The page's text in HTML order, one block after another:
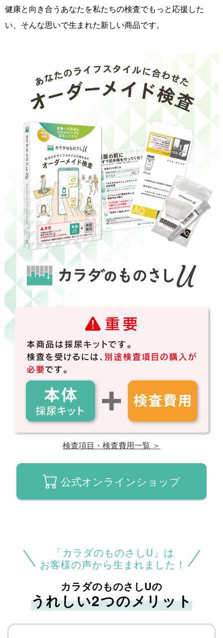
健康と向き合うあなたを私たちの検査でもっと応援した
い、そんな思いで生まれた新しい商品です。
検査項目・検査費用一覧 ＞
公式オンラインショップ
「カラダのものさしU」は
お客様の声から生まれました！
カラダのものさしUの
うれしい2つのメリット